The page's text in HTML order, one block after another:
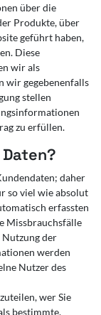
über die
Produkte, über
geführt haben,
Diese
wir als
wir gegebenenfalls
stellen
zu erfüllen.
daher
so viel wie absolut
erfassten
Missbrauchsfälle
der
werden
Nutzer des
wer Sie
bestimmte,